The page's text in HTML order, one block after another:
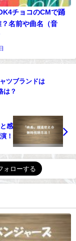
チョコのCMで踊
？名前や曲名（音
ツブランドは
は？
感
！